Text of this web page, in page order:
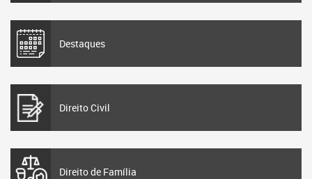
Destaques
Direito Civil
Direito de Família